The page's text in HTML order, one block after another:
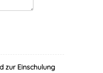
zur Einschulung